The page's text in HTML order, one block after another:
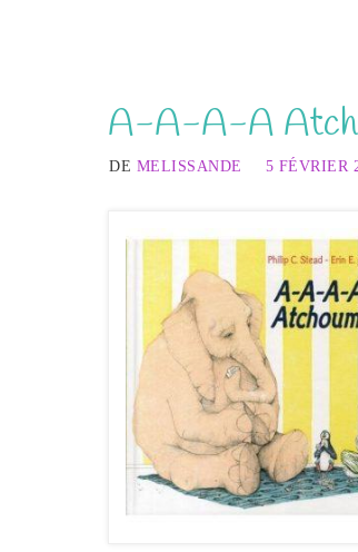
A-A-A-A
DE MELISSANDE 5 FÉVRIER